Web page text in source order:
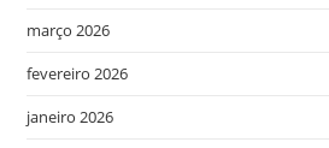
março 2026
fevereiro 2026
janeiro 2026